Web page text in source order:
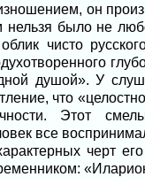
он
нельзя было не
чисто
душой». У
что
Этот
все
черт